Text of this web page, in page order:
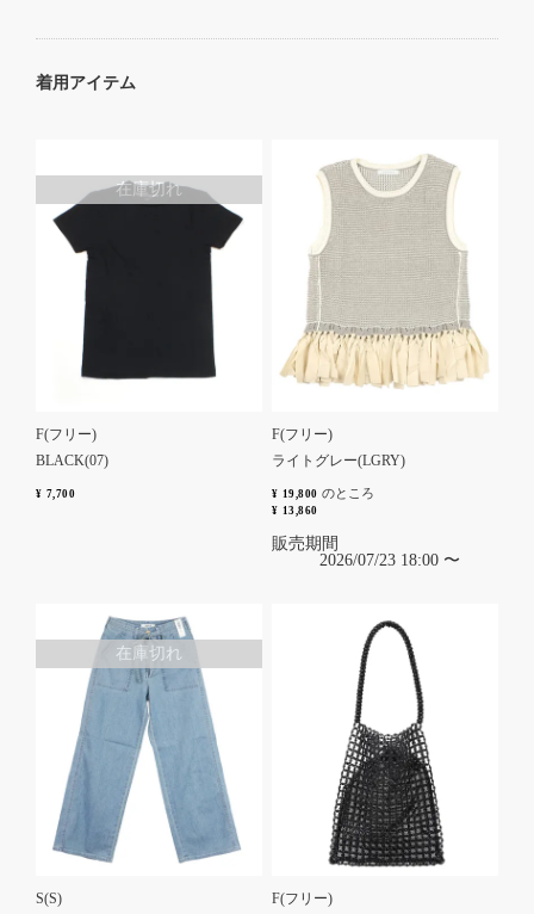
着用アイテム
F(フリー)
BLACK(07)
¥ 7,700
在庫切れ
F(フリー)
ライトグレー(LGRY)
¥ 19,800 のところ
¥ 13,860
販売期間
2026/07/23 18:00 〜
S(S)
在庫切れ
F(フリー)